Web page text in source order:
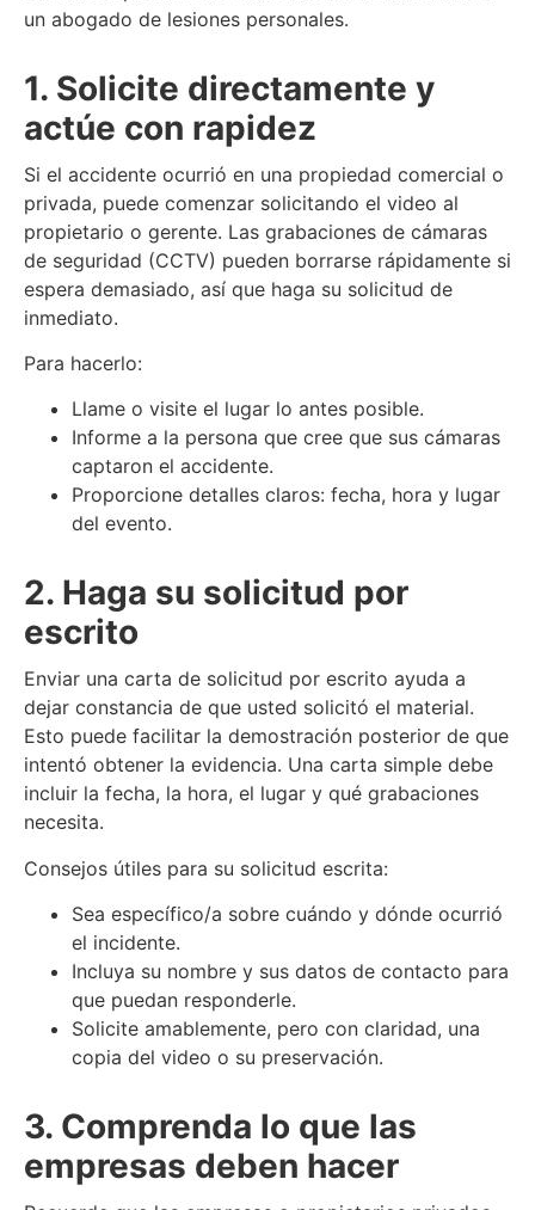
un abogado de lesiones personales.
1. Solicite directamente y
actúe con rapidez
Si el accidente ocurrió en una propiedad comercial o
privada, puede comenzar solicitando el video al
propietario o gerente. Las grabaciones de cámaras
de seguridad (CCTV) pueden borrarse rápidamente si
espera demasiado, así que haga su solicitud de
inmediato.
Para hacerlo:
Llame o visite el lugar lo antes posible.
Informe a la persona que cree que sus cámaras
captaron el accidente.
Proporcione detalles claros: fecha, hora y lugar
del evento.
2. Haga su solicitud por
escrito
Enviar una carta de solicitud por escrito ayuda a
dejar constancia de que usted solicitó el material.
Esto puede facilitar la demostración posterior de que
intentó obtener la evidencia. Una carta simple debe
incluir la fecha, la hora, el lugar y qué grabaciones
necesita.
Consejos útiles para su solicitud escrita:
Sea específico/a sobre cuándo y dónde ocurrió
el incidente.
Incluya su nombre y sus datos de contacto para
que puedan responderle.
Solicite amablemente, pero con claridad, una
copia del video o su preservación.
3. Comprenda lo que las
empresas deben hacer